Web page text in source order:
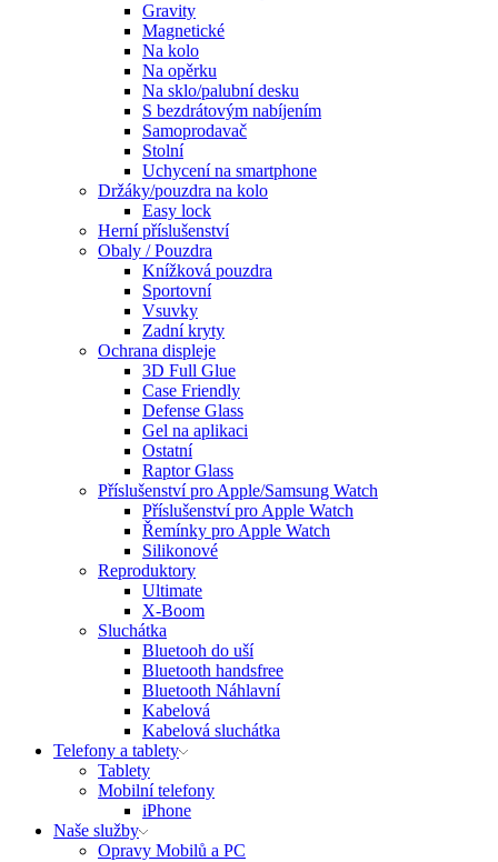
Gravity
Magnetické
Na kolo
Na opěrku
Na sklo/palubní desku
S bezdrátovým nabíjením
Samoprodavač
Stolní
Uchycení na smartphone
Držáky/pouzdra na kolo
Easy lock
Herní příslušenství
Obaly / Pouzdra
Knížková pouzdra
Sportovní
Vsuvky
Zadní kryty
Ochrana displeje
3D Full Glue
Case Friendly
Defense Glass
Gel na aplikaci
Ostatní
Raptor Glass
Příslušenství pro Apple/Samsung Watch
Příslušenství pro Apple Watch
Řemínky pro Apple Watch
Silikonové
Reproduktory
Ultimate
X-Boom
Sluchátka
Bluetooh do uší
Bluetooth handsfree
Bluetooth Náhlavní
Kabelová
Kabelová sluchátka
Telefony a tablety
Tablety
Mobilní telefony
iPhone
Naše služby
Opravy Mobilů a PC